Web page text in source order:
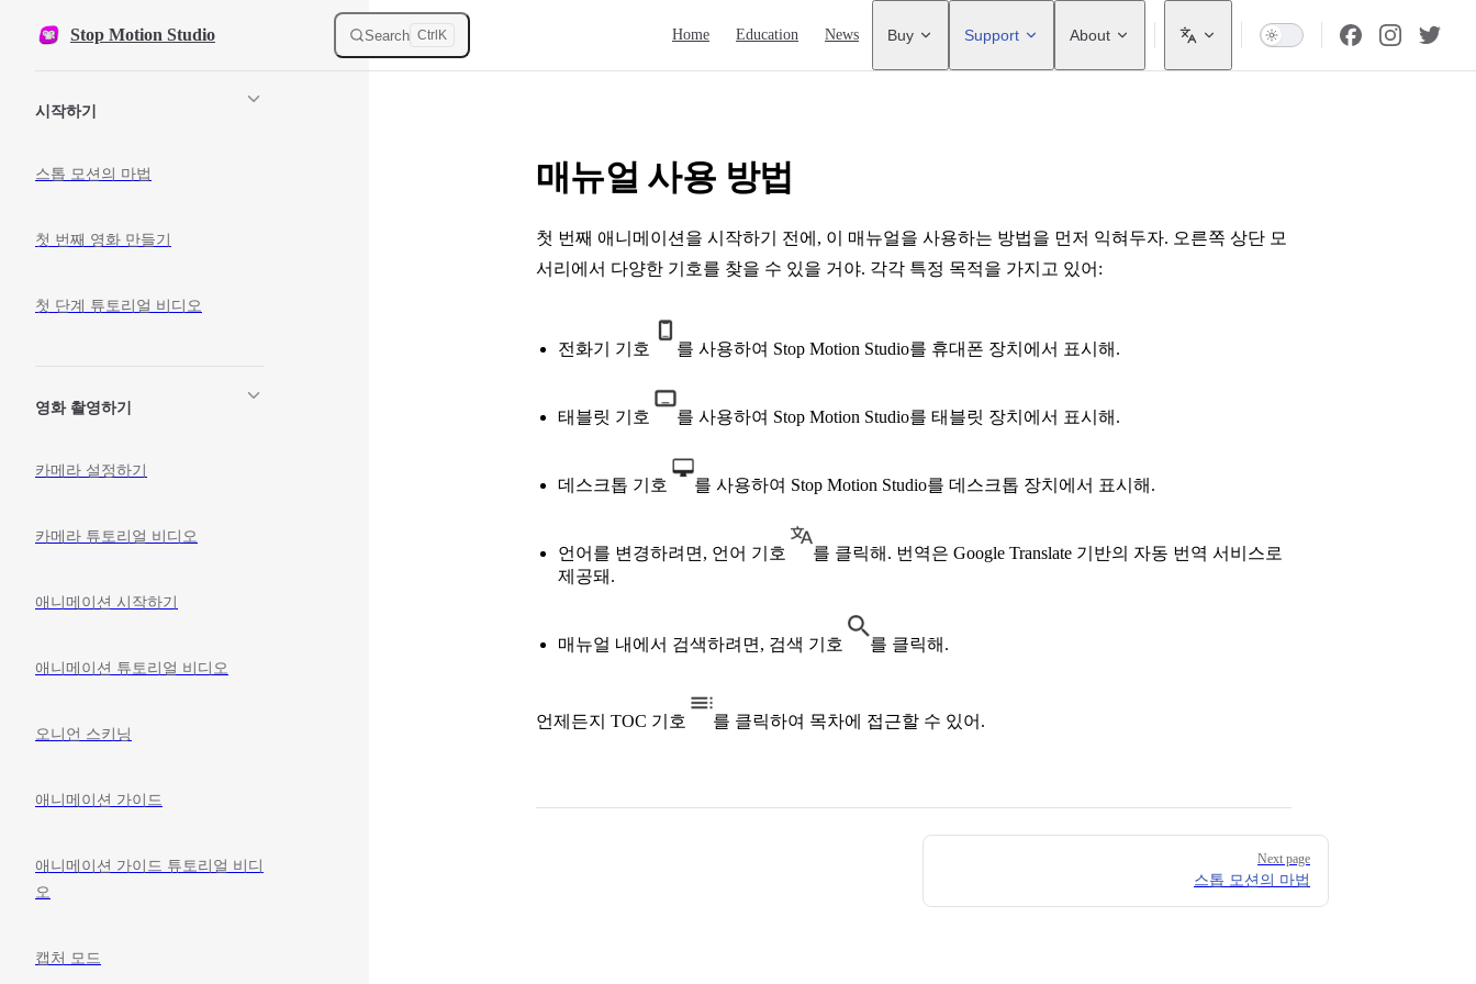
Skip to content
Stop Motion Studio Search Ctrl K Home Education News Buy Support About
시작하기
스톱 모션의 마법
첫 번째 영화 만들기
첫 단계 튜토리얼 비디오
영화 촬영하기
카메라 설정하기
카메라 튜토리얼 비디오
애니메이션 시작하기
애니메이션 튜토리얼 비디오
오니언 스키닝
애니메이션 가이드
애니메이션 가이드 튜토리얼 비디
오
캡처 모드
매뉴얼 사용 방법
첫 번째 애니메이션을 시작하기 전에, 이 매뉴얼을 사용하는 방법을 먼저 익혀두자. 오른쪽 상단 모
서리에서 다양한 기호를 찾을 수 있을 거야. 각각 특정 목적을 가지고 있어:
전화기 기호 를 사용하여 Stop Motion Studio를 휴대폰 장치에서 표시해.
태블릿 기호 를 사용하여 Stop Motion Studio를 태블릿 장치에서 표시해.
데스크톱 기호 를 사용하여 Stop Motion Studio를 데스크톱 장치에서 표시해.
언어를 변경하려면, 언어 기호
를 클릭해. 번역은 Google Translate 기반의 자동 번역 서비스로
제공돼.
매뉴얼 내에서 검색하려면, 검색 기호 를 클릭해.
언제든지 TOC 기호 를 클릭하여 목차에 접근할 수 있어.
Next page
스톱 모션의 마법